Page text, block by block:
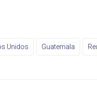
Unidos Guatemala